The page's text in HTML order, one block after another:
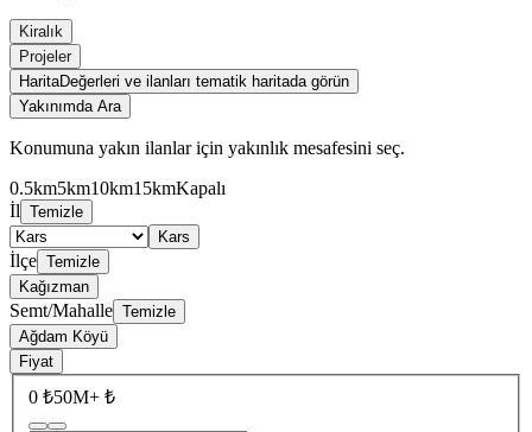
Kiralık
Projeler
HaritaDeğerleri ve ilanları tematik haritada görün
Yakınımda Ara
Konumuna yakın ilanlar için yakınlık mesafesini seç.
0.5km5km10km15kmKapalı
İl Temizle
Kars
İlçe Temizle
Kağızman
Semt/Mahalle Temizle
Ağdam Köyü
Fiyat
0 ₺50M+ ₺